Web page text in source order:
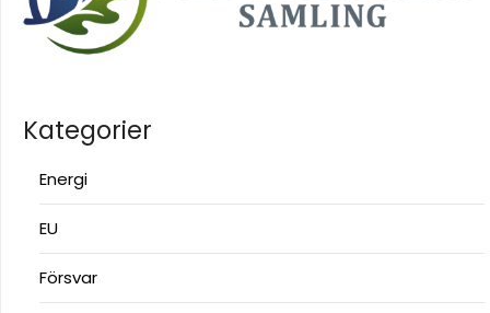
Kategorier
Energi
EU
Försvar